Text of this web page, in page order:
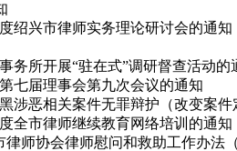
绍兴市律师实务理论研讨会的通知
务所开展“驻在式”调研督查活动的
七届理事会第九次会议的通知
涉恶相关案件无罪辩护（改变案
全市律师继续教育网络培训的通知
师协会律师慰问和救助工作办法